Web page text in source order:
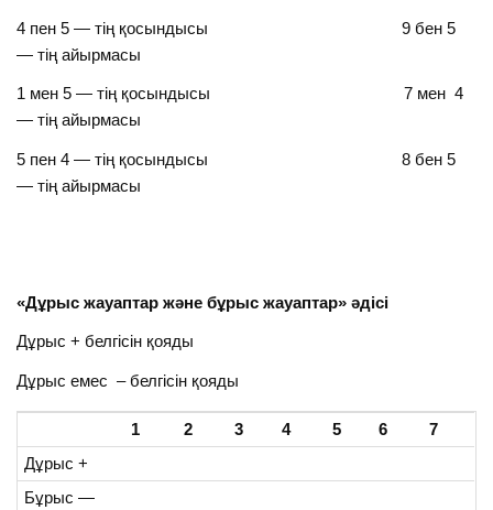
4 пен 5 — тің қосындысы 9 бен 5
— тің айырмасы
1 мен 5 — тің қосындысы 7 мен 4
— тің айырмасы
5 пен 4 — тің қосындысы 8 бен 5
— тің айырмасы
«Дұрыс жауаптар және бұрыс жауаптар» әдісі
Дұрыс + белгісін қояды
Дұрыс емес – белгісін қояды
1 2 3 4 5 6
7
Дұрыс +
Бұрыс —